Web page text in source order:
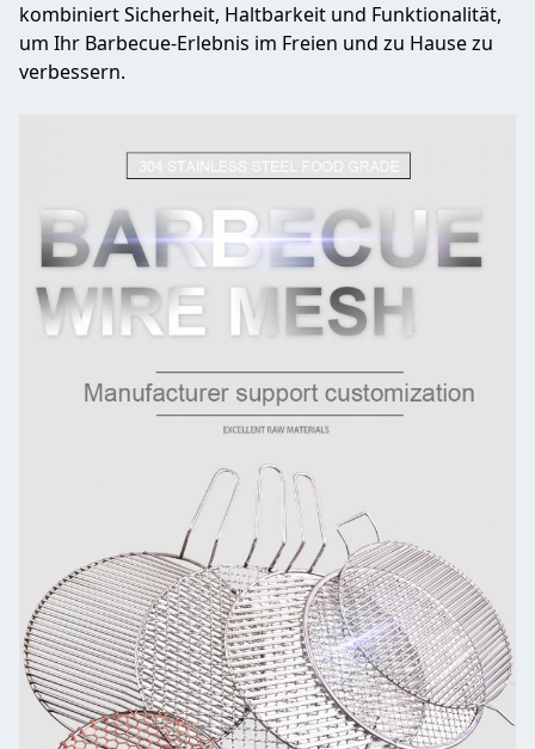
kombiniert Sicherheit, Haltbarkeit und Funktionalität,
um Ihr Barbecue-Erlebnis im Freien und zu Hause zu
verbessern.